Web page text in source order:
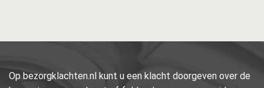
Op bezorgklachten.nl kunt u een klacht doorgeven over de